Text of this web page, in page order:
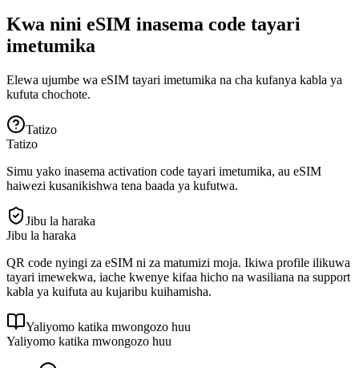
Kwa nini eSIM inasema code tayari
imetumika
Elewa ujumbe wa eSIM tayari imetumika na cha kufanya kabla ya
kufuta chochote.
Tatizo
Tatizo
Simu yako inasema activation code tayari imetumika, au eSIM
haiwezi kusanikishwa tena baada ya kufutwa.
Jibu la haraka
Jibu la haraka
QR code nyingi za eSIM ni za matumizi moja. Ikiwa profile ilikuwa
tayari imewekwa, iache kwenye kifaa hicho na wasiliana na support
kabla ya kuifuta au kujaribu kuihamisha.
Yaliyomo katika mwongozo huu
Yaliyomo katika mwongozo huu